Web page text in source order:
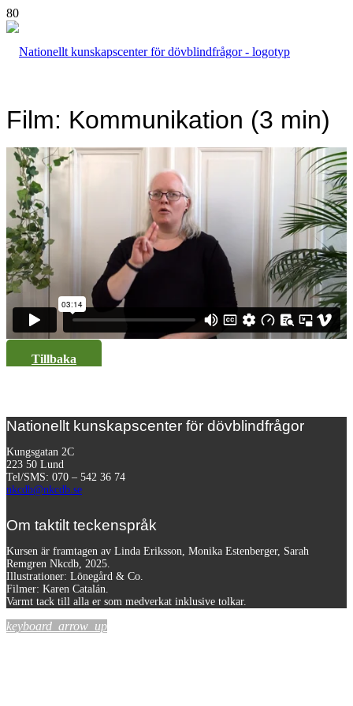
Film: Kommunikation (3 min)
Tillbaka
Nationellt kunskapscenter för dövblindfrågor
Kungsgatan 2C
223 50 Lund
Tel/SMS: 070 – 542 36 74
nkcdb@nkcdb.se
Om taktilt teckenspråk
Kursen är framtagen av Linda Eriksson, Monika Estenberger, Sarah
Remgren Nkcdb, 2025.
Illustrationer: Lönegård & Co.
Filmer: Karen Catalán.
Varmt tack till alla er som medverkat inklusive tolkar.
keyboard_arrow_up